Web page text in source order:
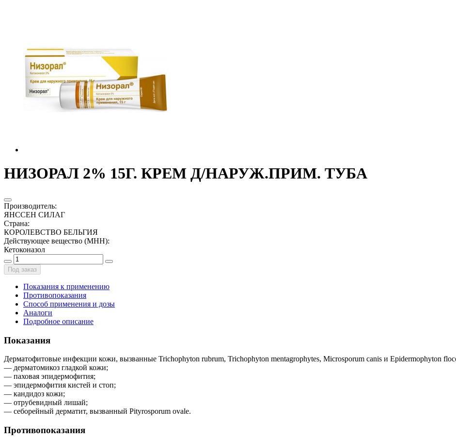
НИЗОРАЛ 2% 15Г. КРЕМ Д/НАРУЖ.ПРИМ. ТУБА
Производитель:
ЯНССЕН СИЛАГ
Страна:
КОРОЛЕВСТВО БЕЛЬГИЯ
Действующее вещество (МНН):
Кетоконазол
Под заказ
Показания к применению
Противопоказания
Способ применения и дозы
Аналоги
Подробное описание
Показания
Дерматофитовые инфекции кожи, вызванные Trichophyton rubrum, Trichophyton mentagrophytes, Microsporum canis и Epidermophyton
— дерматомикоз гладкой кожи;
— паховая эпидермофития;
— эпидермофития кистей и стоп;
— кандидоз кожи;
— отрубевидный лишай;
— себорейный дерматит, вызванный Pityrosporum ovale.
Противопоказания